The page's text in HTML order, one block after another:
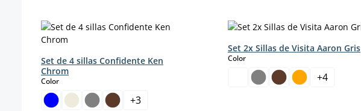
Set de 4 sillas Confidente Ken
Chrom
Colorselect
+3
Set 2x Sillas de Visita Aaron Gris
Colorselect
+4